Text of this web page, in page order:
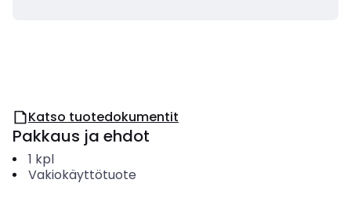
Katso tuotedokumentit
Pakkaus ja ehdot
1 kpl
Vakiokäyttötuote